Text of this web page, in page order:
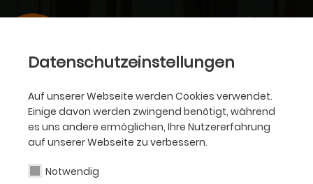
Datenschutzeinstellungen
Auf unserer Webseite werden Cookies verwendet.
Einige davon werden zwingend benötigt, während
es uns andere ermöglichen, Ihre Nutzererfahrung
auf unserer Webseite zu verbessern.
Notwendig